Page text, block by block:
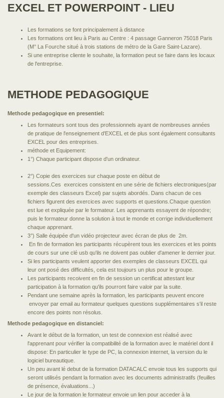
EXCEL ET POWERPOINT - LIEU
Les formations se font principalement à distance
Les formations ont lieu à Paris au Centre : 4 passage Ganneron 75018 Paris
(M° La Fourche situé à trois stations de métro de la Gare Saint-Lazare).
Si une entreprise cliente le souhaite, la formation peut se faire dans les locaux
de l'entreprise.
METHODE PEDAGOGIQUE
Methode pedagogique en presentiel:
Les formateurs sont tous des professionnels ayant de nombreuses années
de pratique de l'enseignement d'EXCEL et de plus sont également consultants
EXCEL pour des entreprises.
méthode et Equipement:
1°) Chaque participant dispose d'un ordinateur.
2°) Copie des exercices sur chaque poste en début de
sessions.Ces exercices consistent en une série de fichiers electroniques(par
exemple des classeurs Excel) par sujets abordés. Dans chacun de ces
fichiers figurent des exercices avec supports et questions.Chaque question
est lue et expliquée par le formateur. Les apprenants essayent de répondre;
puis le formateur donne la solution à tout le monde et corrige individuellement
chaque apprenant.
3°) Salle équipée d'un vidéo projecteur avec écran de plus de 2m.
En fin de formation les participants récupèrent tous les exercices et les points
de cours sur une clé usb qu'ils ne doivent pas oublier d'amener le dernier jour.
Si les participants veulent apporter des exemples de classeurs EXCEL qui
leur ont posé des difficultés, cela est toujours un plus pour le groupe.
Les participants recoivent en fin de session un certificat attestant leur
participation à la formation qu'ils pourront faire valoir par la suite.
Pendant une semaine après la formation, les participants peuvent encore
envoyer par email au formateur quelques questions supplémentaires s'il reste
encore des points non résolus.
Methode pedagogique en distanciel:
Avant le début de la formation, un test de connexion est réalisé avec
l'apprenant pour vérifier la compatibilité de la formation avec le matériel dont il
dispose: En particulier le type de PC, la connexion internet, la version du le
logiciel bureautique.
Un peu avant lé debut de la formation DATACALC envoie tous les supports qui
seront utilisés pendant la formation avec les documents administratifs (feuilles
de présence, évaluations...)
Le jour de la formation le formateur envoie un lien pour acceder à la